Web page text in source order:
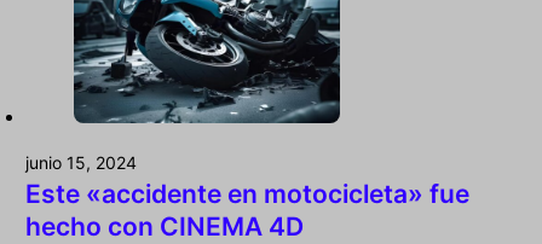
junio 15, 2024
Este «accidente en motocicleta» fue
hecho con CINEMA 4D